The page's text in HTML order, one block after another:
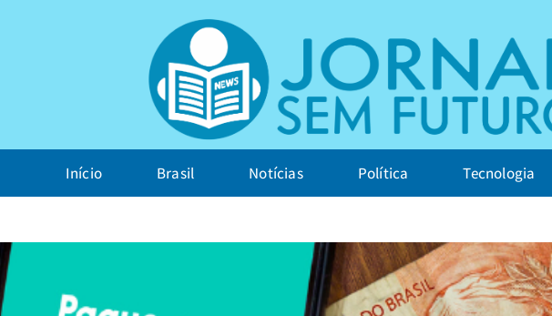
Início Brasil Notícias Política Tecnologia